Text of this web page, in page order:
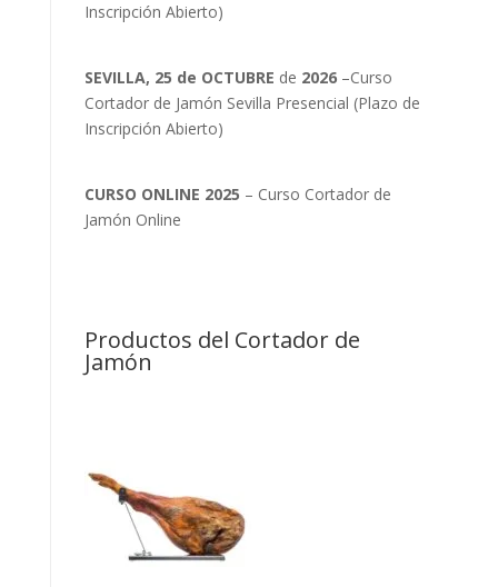
Inscripción Abierto)
SEVILLA, 25 de OCTUBRE de 2026–Curso
Cortador de Jamón Sevilla Presencial (Plazo de
Inscripción Abierto)
CURSO ONLINE 2025 – Curso Cortador de
Jamón Online
Productos del Cortador de
Jamón